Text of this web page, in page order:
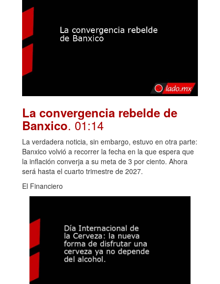
La convergencia rebelde de
Banxico. 01:14
La verdadera noticia, sin embargo, estuvo en otra parte:
Banxico volvió a recorrer la fecha en la que espera que
la inflación converja a su meta de 3 por ciento. Ahora
será hasta el cuarto trimestre de 2027.
El Financiero